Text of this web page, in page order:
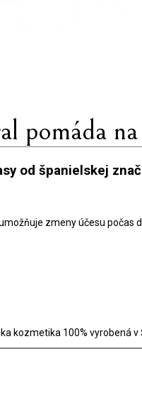
pomáda
od španielskej
zmeny účesu počas
kozmetika 100% vyrobená